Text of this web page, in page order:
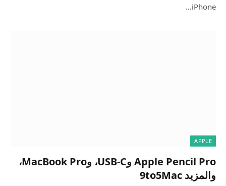
iPhone…
APPLE
Apple Pencil Pro وUSB-C، وMacBook Pro،
والمزيد 9to5Mac